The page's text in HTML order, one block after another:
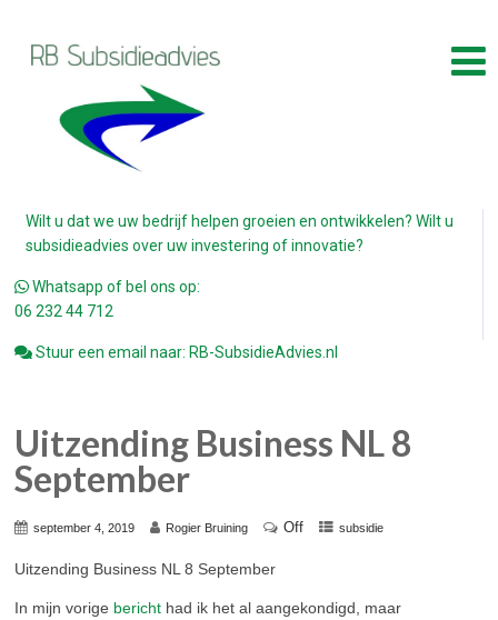
Wilt u dat we uw bedrijf helpen groeien en ontwikkelen? Wilt u
subsidieadvies over uw investering of innovatie?
Whatsapp of bel ons op:
06 232 44 712
Stuur een email naar: RB-SubsidieAdvies.nl
Uitzending Business NL 8
September
september 4, 2019 Rogier Bruining Off subsidie
Uitzending Business NL 8 September
In mijn vorige bericht had ik het al aangekondigd, maar